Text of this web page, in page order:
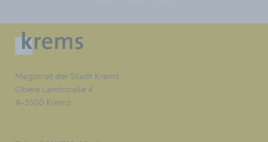
Magistrat der Stadt Krems
Obere Landstraße 4
A-3500 Krems